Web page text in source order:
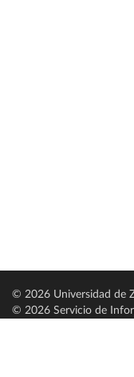
© 2026 Universidad de
© 2026 Servicio de